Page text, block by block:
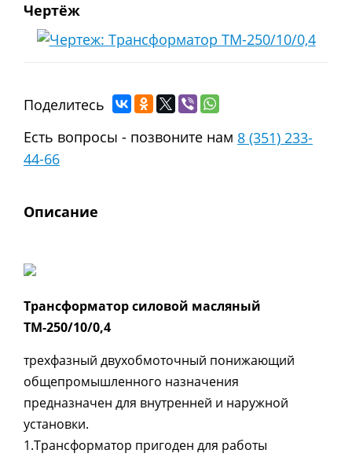
Чертёж
Поделитесь
Есть вопросы - позвоните нам 8 (351) 233-
44-66
Описание
Трансформатор силовой масляный
ТМ-250/10/0,4
трехфазный двухобмоточный понижающий
общепромышленного назначения
предназначен для внутренней и наружной
установки.
1.Трансформатор пригоден для работы